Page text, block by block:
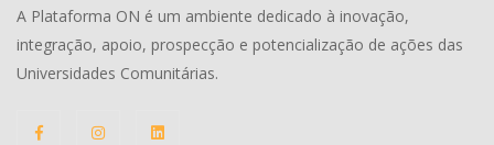
A Plataforma ON é um ambiente dedicado à inovação,
integração, apoio, prospecção e potencialização de ações das
Universidades Comunitárias.